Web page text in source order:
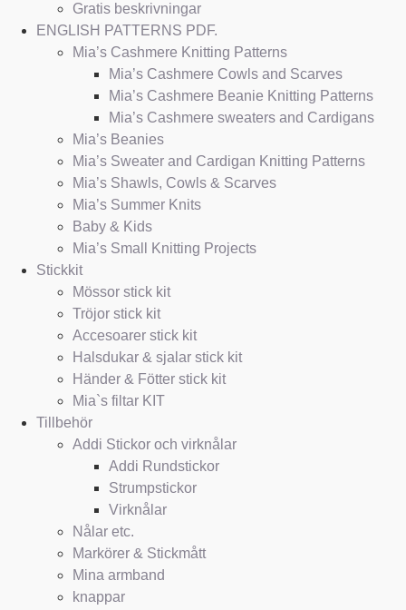
Gratis beskrivningar
ENGLISH PATTERNS PDF.
Mia’s Cashmere Knitting Patterns
Mia’s Cashmere Cowls and Scarves
Mia’s Cashmere Beanie Knitting Patterns
Mia’s Cashmere sweaters and Cardigans
Mia’s Beanies
Mia’s Sweater and Cardigan Knitting Patterns
Mia’s Shawls, Cowls & Scarves
Mia’s Summer Knits
Baby & Kids
Mia’s Small Knitting Projects
Stickkit
Mössor stick kit
Tröjor stick kit
Accesoarer stick kit
Halsdukar & sjalar stick kit
Händer & Fötter stick kit
Mia`s filtar KIT
Tillbehör
Addi Stickor och virknålar
Addi Rundstickor
Strumpstickor
Virknålar
Nålar etc.
Markörer & Stickmått
Mina armband
knappar